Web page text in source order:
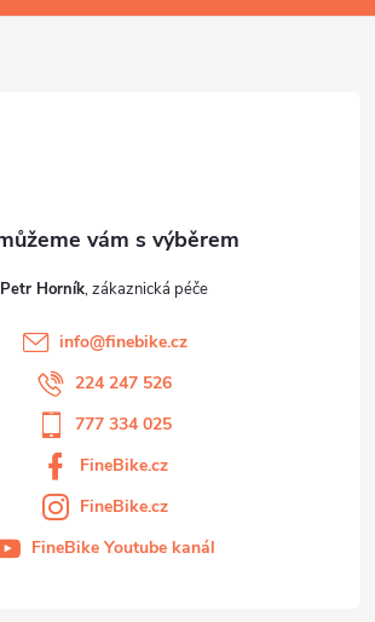
Petr Horník
info@finebike.cz
224 247 526
777 334 025
FineBike.cz
FineBike.cz
FineBike Youtube kanál